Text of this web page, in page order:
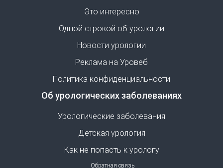
Это интересно
Одной строкой об урологии
Новости урологии
Реклама на Уровеб
Политика конфиденциальности
Об урологических заболеваниях
Урологические заболевания
Детская урология
Как не попасть к урологу
Обратная связь